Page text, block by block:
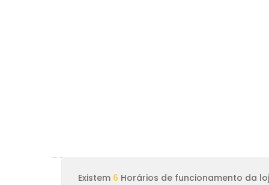
Existem 6 Horários de funcionamento da